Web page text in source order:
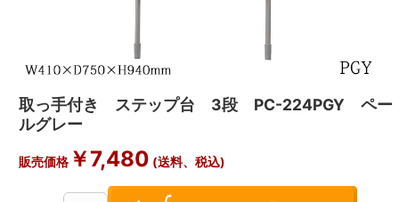
取っ手付き ステップ台 3段 PC-224PGY ペー
ルグレー
販売価格￥7,480 (送料、税込)